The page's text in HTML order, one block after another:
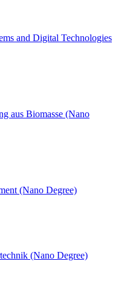
and Digital Technologies
aus Biomasse (Nano
(Nano Degree)
(Nano Degree)